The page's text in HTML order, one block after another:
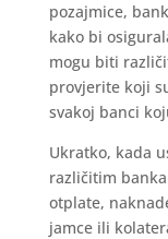
pozajmice,
kako bi
mogu biti
provjerite koji
svakoj banci
Ukratko, kada
različitim
otplate,
jamce ili